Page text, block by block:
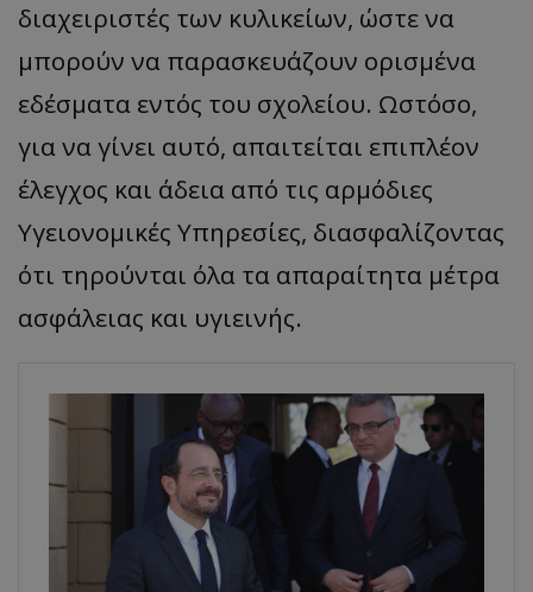
διαχειριστές των κυλικείων, ώστε να
μπορούν να παρασκευάζουν ορισμένα
εδέσματα εντός του σχολείου. Ωστόσο,
για να γίνει αυτό, απαιτείται επιπλέον
έλεγχος και άδεια από τις αρμόδιες
Υγειονομικές Υπηρεσίες, διασφαλίζοντας
ότι τηρούνται όλα τα απαραίτητα μέτρα
ασφάλειας και υγιεινής.